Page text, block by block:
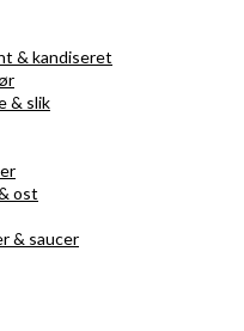
& kandiseret
& slik
ost
& saucer